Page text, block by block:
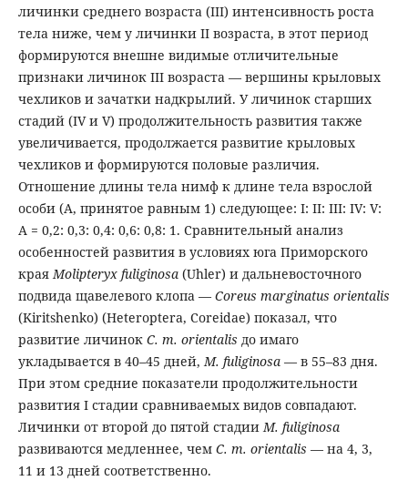
личинки среднего возраста (III) интенсивность роста
тела ниже, чем у личинки II возраста, в этот период
формируются внешне видимые отличительные
признаки личинок III возраста — вершины крыловых
чехликов и зачатки надкрылий. У личинок старших
стадий (IV и V) продолжительность развития также
увеличивается, продолжается развитие крыловых
чехликов и формируются половые различия.
Отношение длины тела нимф к длине тела взрослой
особи (A, принятое равным 1) следующее: I: II: III: IV: V:
A = 0,2: 0,3: 0,4: 0,6: 0,8: 1. Сравнительный анализ
особенностей развития в условиях юга Приморского
края Molipteryx fuliginosa (Uhler) и дальневосточного
подвида щавелевого клопа — Coreus marginatus orientalis
(Kiritshenko) (Heteroptera, Coreidae) показал, что
развитие личинок C. m. orientalis до имаго
укладывается в 40–45 дней, M. fuliginosa — в 55–83 дня.
При этом средние показатели продолжительности
развития I стадии сравниваемых видов совпадают.
Личинки от второй до пятой стадии M. fuliginosa
развиваются медленнее, чем C. m. orientalis — на 4, 3,
11 и 13 дней соответственно.